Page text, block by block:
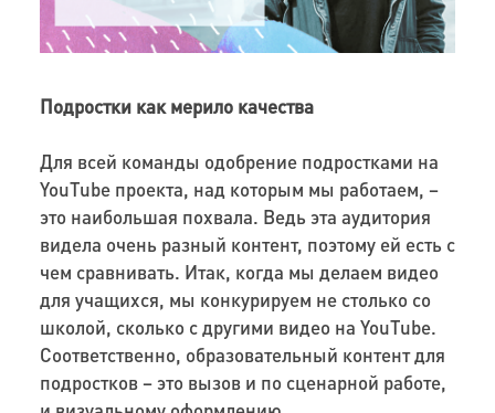
Подростки как мерило качества
Для всей команды одобрение подростками на
YouTube проекта, над которым мы работаем, –
это наибольшая похвала. Ведь эта аудитория
видела очень разный контент, поэтому ей есть с
чем сравнивать. Итак, когда мы делаем видео
для учащихся, мы конкурируем не столько со
школой, сколько с другими видео на YouTube.
Соответственно, образовательный контент для
подростков – это вызов и по сценарной работе,